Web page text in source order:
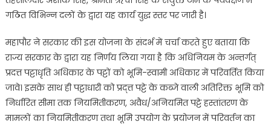
गठित विभिन्न दलों के द्वारा यह कार्य युद्ध स्तर पर जारी है।
महापौर ने सरकार की इस योजना के संदर्भ में चर्चा करते हुए बताया कि
राज्य सरकार के द्वारा यह निर्णय लिया गया है कि अधिनियम के अन्तर्गत्
प्रदत्त पट्टाधृति अधिकार के पट्टों को भूमि-स्वामी अधिकार में परिवर्तित किया
जावे। इसके साथ ही पट्टाधारी को प्रद्त्त पट्टे के कब्जे वाली अतिरिक्त भूमि को
निर्धारित सीमा तक नियमितीकरण, अवैध/अनियमित पट्टे हस्तांतरण के
मामलों का नियमितीकरण तथा भूमि उपयोग के प्रयोजन में परिवर्तन का